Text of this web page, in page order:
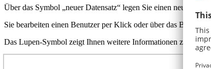
Über das Symbol „neuer Datensatz“ legen Sie einen neuen
Sie bearbeiten einen Benutzer per Klick oder über das
Das Lupen-Symbol zeigt Ihnen weitere Informationen zum